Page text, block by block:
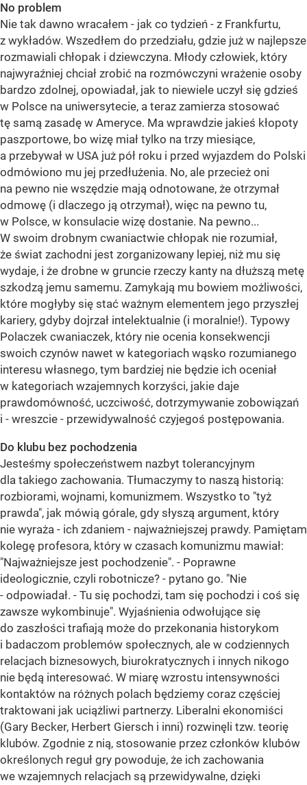
No problem
Nie tak dawno wracałem - jak co tydzień - z Frankfurtu,
z wykładów. Wszedłem do przedziału, gdzie już w najlepsze
rozmawiali chłopak i dziewczyna. Młody człowiek, który
najwyraźniej chciał zrobić na rozmówczyni wrażenie osoby
bardzo zdolnej, opowiadał, jak to niewiele uczył się gdzieś
w Polsce na uniwersytecie, a teraz zamierza stosować
tę samą zasadę w Ameryce. Ma wprawdzie jakieś kłopoty
paszportowe, bo wizę miał tylko na trzy miesiące,
a przebywał w USA już pół roku i przed wyjazdem do Polski
odmówiono mu jej przedłużenia. No, ale przecież oni
na pewno nie wszędzie mają odnotowane, że otrzymał
odmowę (i dlaczego ją otrzymał), więc na pewno tu,
w Polsce, w konsulacie wizę dostanie. Na pewno...
W swoim drobnym cwaniactwie chłopak nie rozumiał,
że świat zachodni jest zorganizowany lepiej, niż mu się
wydaje, i że drobne w gruncie rzeczy kanty na dłuższą metę
szkodzą jemu samemu. Zamykają mu bowiem możliwości,
które mogłyby się stać ważnym elementem jego przyszłej
kariery, gdyby dojrzał intelektualnie (i moralnie!). Typowy
Polaczek cwaniaczek, który nie ocenia konsekwencji
swoich czynów nawet w kategoriach wąsko rozumianego
interesu własnego, tym bardziej nie będzie ich oceniał
w kategoriach wzajemnych korzyści, jakie daje
prawdomówność, uczciwość, dotrzymywanie zobowiązań
i - wreszcie - przewidywalność czyjegoś postępowania.
Do klubu bez pochodzenia
Jesteśmy społeczeństwem nazbyt tolerancyjnym
dla takiego zachowania. Tłumaczymy to naszą historią:
rozbiorami, wojnami, komunizmem. Wszystko to "tyż
prawda", jak mówią górale, gdy słyszą argument, który
nie wyraża - ich zdaniem - najważniejszej prawdy. Pamiętam
kolegę profesora, który w czasach komunizmu mawiał:
"Najważniejsze jest pochodzenie". - Poprawne
ideologicznie, czyli robotnicze? - pytano go. "Nie
- odpowiadał. - Tu się pochodzi, tam się pochodzi i coś się
zawsze wykombinuje". Wyjaśnienia odwołujące się
do zaszłości trafiają może do przekonania historykom
i badaczom problemów społecznych, ale w codziennych
relacjach biznesowych, biurokratycznych i innych nikogo
nie będą interesować. W miarę wzrostu intensywności
kontaktów na różnych polach będziemy coraz częściej
traktowani jak uciążliwi partnerzy. Liberalni ekonomiści
(Gary Becker, Herbert Giersch i inni) rozwinęli tzw. teorię
klubów. Zgodnie z nią, stosowanie przez członków klubów
określonych reguł gry powoduje, że ich zachowania
we wzajemnych relacjach są przewidywalne, dzięki